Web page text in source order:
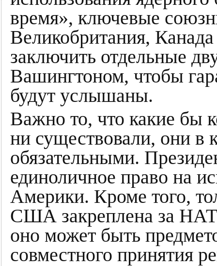
время», ключевые
Великобритания,
заключить отдельные
Вашингтоном, чтобы
будут услышаны.
Важно то, что какие бы
ни существовали, они в
обязательными.
единоличное право на
Америки. Кроме того,
США закреплена за
оно может быть
совместного принятия